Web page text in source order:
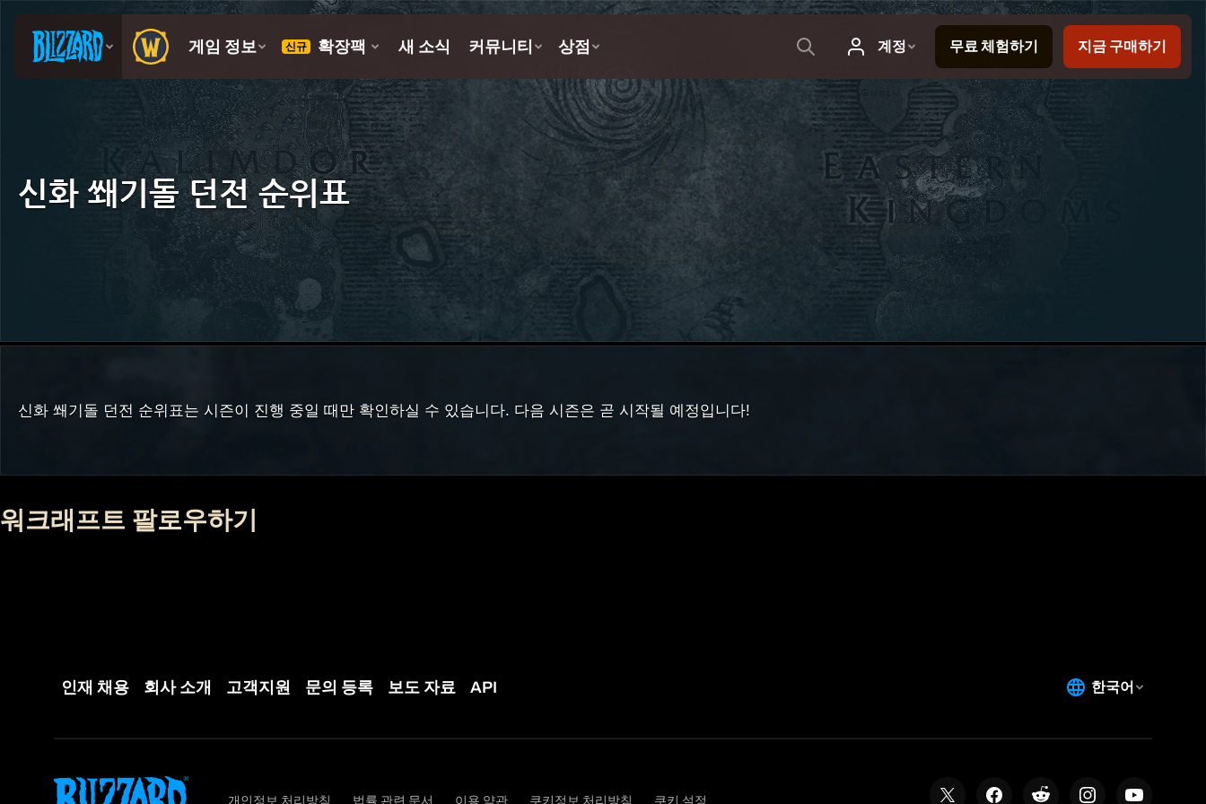
신화 쐐기돌 던전 순위표
신화 쐐기돌 던전 순위표는 시즌이 진행 중일 때만 확인하실 수 있습니다. 다음 시즌은 곧 시작될 예정입니다!
워크래프트 팔로우하기